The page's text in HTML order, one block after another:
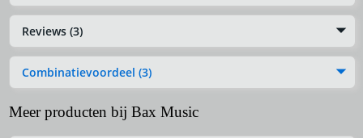
Reviews (3)
Combinatievoordeel (3)
Meer producten bij Bax Music